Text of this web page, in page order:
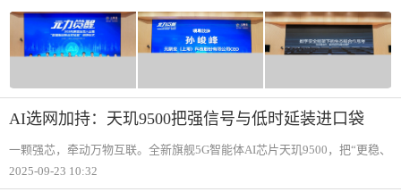
AI选网加持：天玑9500把强信号与低时延装进口袋
一颗强芯，牵动万物互联。全新旗舰5G智能体AI芯片天玑9500，把“更稳、
更快、更聪明、更省电“的通信体验装进你的日常：电梯里、地铁上、车流
2025-09-23 10:32